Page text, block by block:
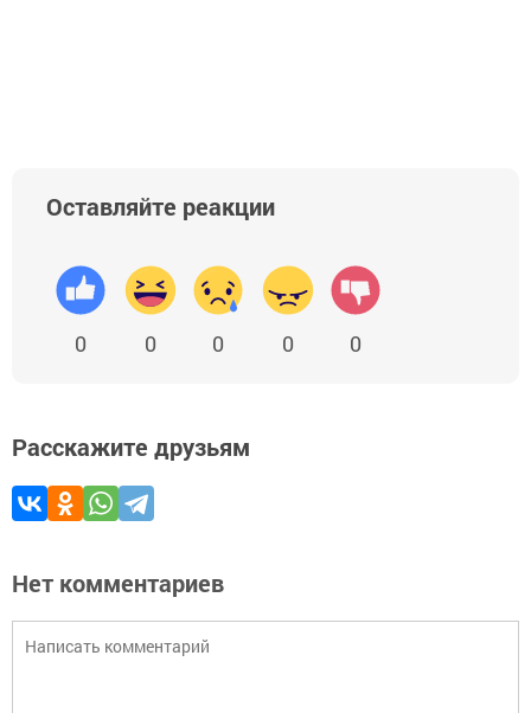
Оставляйте реакции
0 0 0 0 0
Расскажите друзьям
Нет комментариев